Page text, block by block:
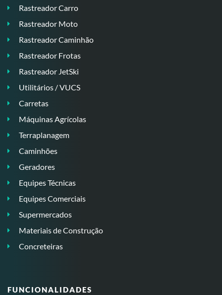
Rastreador Carro
Rastreador Moto
Rastreador Caminhão
Rastreador Frotas
Rastreador JetSki
Utilitários / VUCS
Carretas
Máquinas Agrícolas
Terraplanagem
Caminhões
Geradores
Equipes Técnicas
Equipes Comerciais
Supermercados
Materiais de Construção
Concreteiras
FUNCIONALIDADES